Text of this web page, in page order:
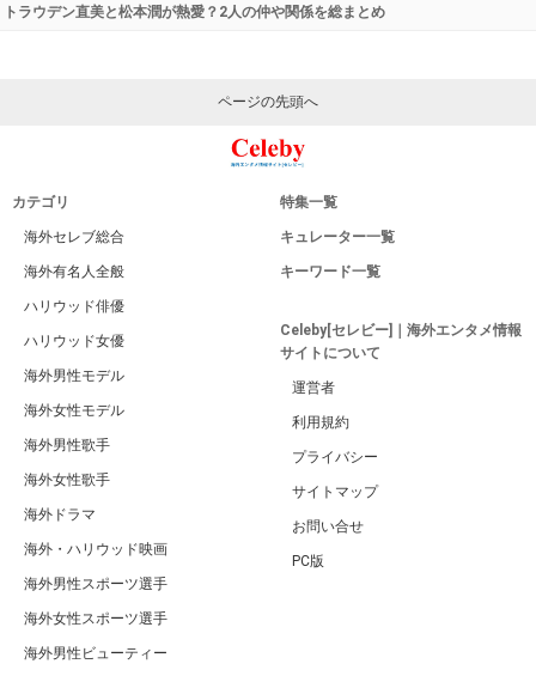
トラウデン直美と松本潤が熱愛？2人の仲や関係を総まとめ
ページの先頭へ
カテゴリ
海外セレブ総合
海外有名人全般
ハリウッド俳優
ハリウッド女優
海外男性モデル
海外女性モデル
海外男性歌手
海外女性歌手
海外ドラマ
海外・ハリウッド映画
海外男性スポーツ選手
海外女性スポーツ選手
海外男性ビューティー
特集一覧
キュレーター一覧
キーワード一覧
Celeby[セレビー]｜海外エンタメ情報
サイトについて
運営者
利用規約
プライバシー
サイトマップ
お問い合せ
PC版